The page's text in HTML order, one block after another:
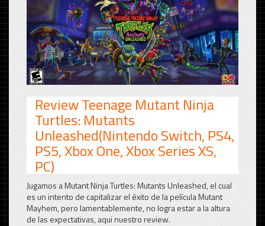
Review Teenage Mutant Ninja
Turtles: Mutants
Unleashed(Nintendo Switch, PS4,
PS5, Xbox One, Xbox Series XS,
PC)
Jugamos a Mutant Ninja Turtles: Mutants Unleashed, el cual
es un intento de capitalizar el éxito de la película Mutant
Mayhem, pero lamentablemente, no logra estar a la altura
de las expectativas, aqui nuestro review.